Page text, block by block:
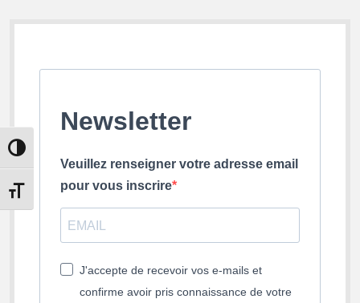
Passer en contraste élevé
Changer la taille de la police
Newsletter
Veuillez renseigner votre adresse email
pour vous inscrire
J'accepte de recevoir vos e-mails et
confirme avoir pris connaissance de votre